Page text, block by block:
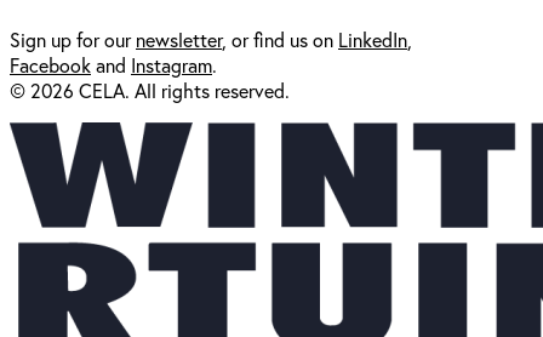
Sign up for ournewsletter, or find us on LinkedIn
Facebookand Instagram.
© 2026 CELA. All rights reserved.